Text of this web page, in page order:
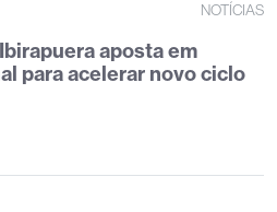
NOTÍCIAS
aposta em
para acelerar novo ciclo